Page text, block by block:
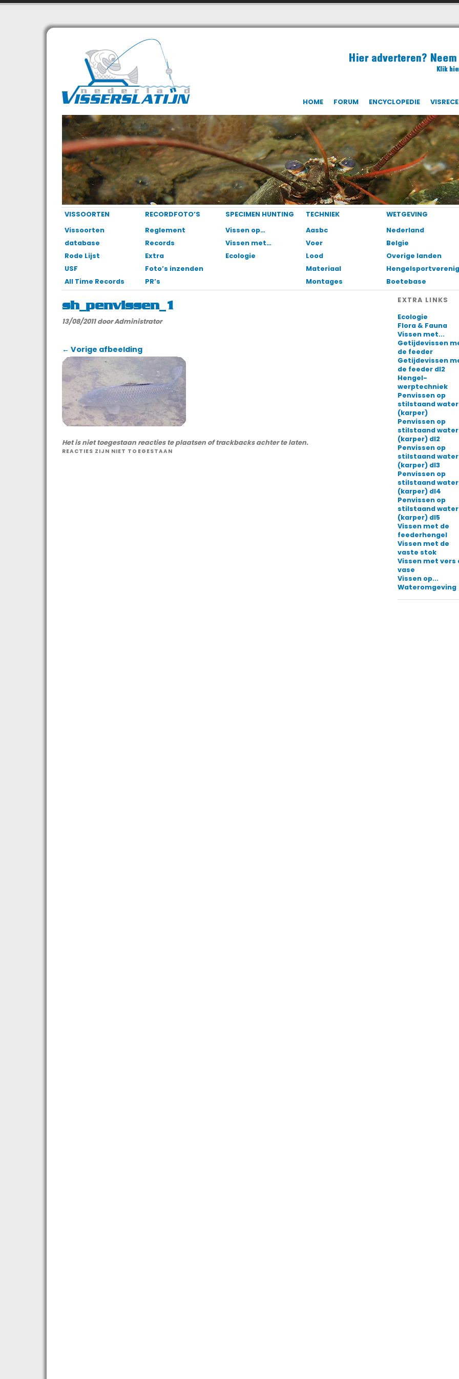
HOME FORUM ENCYCLOPEDIE
VISSOORTEN
Vissoorten
database
Rode Lijst
USF
All Time Records
RECORDFOTO’S
Reglement
Records
Extra
Foto’s inzenden
PR’s
SPECIMEN HUNTING
Vissen op…
Vissen met…
Ecologie
TECHNIEK
Aasbc
Voer
Lood
Materiaal
Montages
WETGEVING
Nederland
Belgie
Overige landen
Boetebase
sh_penvissen_1
13/08/2011 door Administrator
← Vorige afbeelding
Het is niet toegestaan reacties te plaatsen of trackbacks achter te laten.
REACTIES ZIJN NIET TOEGESTAAN
EXTRA LINKS
Ecologie
Flora & Fauna
Vissen met...
Getijdevissen
de feeder
Getijdevissen
de feeder dl2
Hengel-
werptechniek
Penvissen op
stilstaand water
(karper)
Penvissen op
stilstaand water
(karper) dl2
Penvissen op
stilstaand water
(karper) dl3
Penvissen op
stilstaand water
(karper) dl4
Penvissen op
stilstaand water
(karper) dl5
Vissen met de
feederhengel
Vissen met de
vaste stok
Vissen met vers
vase
Vissen op...
Wateromgeving